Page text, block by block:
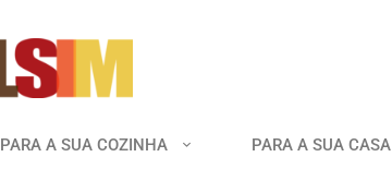
PARA A SUA COZINHA PARA A SUA CASA